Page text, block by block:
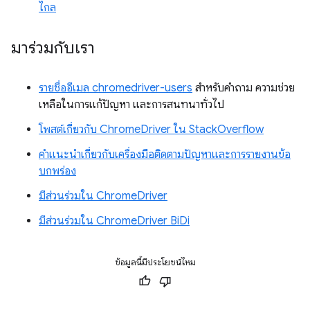
ไกล
มาร่วมกับเรา
รายชื่ออีเมล chromedriver-users สำหรับคำถาม ความช่วย
เหลือในการแก้ปัญหา และการสนทนาทั่วไป
โพสต์เกี่ยวกับ ChromeDriver ใน StackOverflow
คำแนะนำเกี่ยวกับเครื่องมือติดตามปัญหาและการรายงานข้อ
บกพร่อง
มีส่วนร่วมใน ChromeDriver
มีส่วนร่วมใน ChromeDriver BiDi
ข้อมูลนี้มีประโยชน์ไหม